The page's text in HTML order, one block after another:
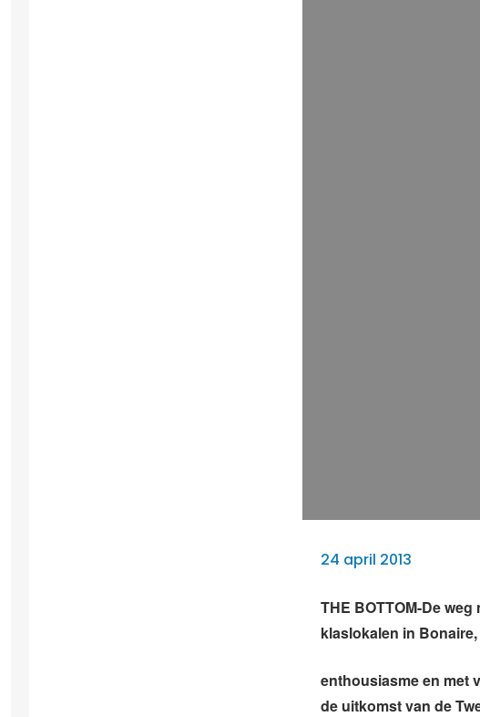
24 april 2013
THE BOTTOM-De
klaslokalen in
enthousiasme en met
de uitkomst van de